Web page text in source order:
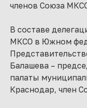
членов Союза
В составе
МКСО в Южном
Балашева –
палаты
Краснодар, член